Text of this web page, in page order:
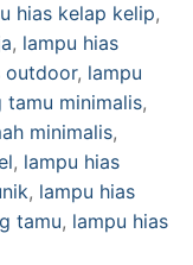
hias kelap kelip,
, lampu hias
outdoor, lampu
tamu minimalis,
minimalis,
, lampu hias
, lampu hias
tamu, lampu hias